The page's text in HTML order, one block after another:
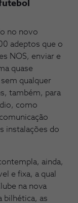
no novo
adeptos que o
NOS, enviar e
quase
qualquer
também, para
como
instalações do
ainda,
e fixa, a qual
na nova
bilhética, as